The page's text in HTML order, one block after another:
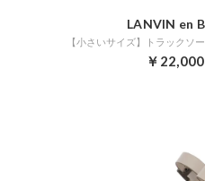
LANVIN en
￥22,000